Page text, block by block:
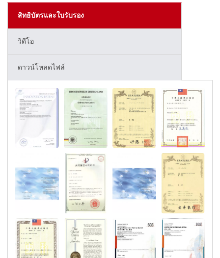
สิทธิบัตรและใบรับรอง
วิดีโอ
ดาวน์โหลดไฟล์